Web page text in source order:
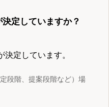
定していますか？
決定しています。
段階、提案段階など）場